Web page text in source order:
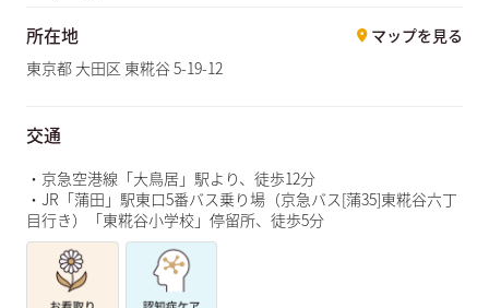
所在地
東京都 大田区 東糀谷 5-19-12
マップを見る
交通
・京急空港線「大鳥居」駅より、徒歩12分
・JR「蒲田」駅東口5番バス乗り場（京急バス[蒲35]東糀谷六丁
目行き）「東糀谷小学校」停留所、徒歩5分